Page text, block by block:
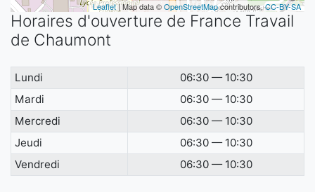
Leaflet| Map data ©OpenStreetMapcontributors,CC-BY-SA
Horaires d'ouverture de France Travail
de Chaumont
Lundi
06:30 — 10:30
Mardi
06:30 — 10:30
Mercredi
06:30 — 10:30
Jeudi
06:30 — 10:30
Vendredi
06:30 — 10:30